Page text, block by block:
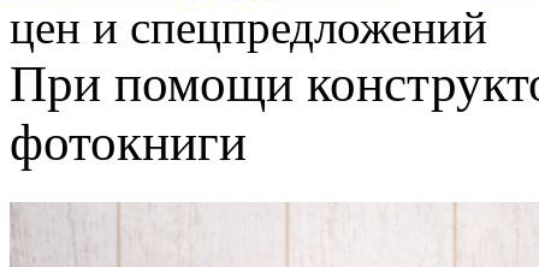
цен и спецпредложений
При помощи
фотокниги